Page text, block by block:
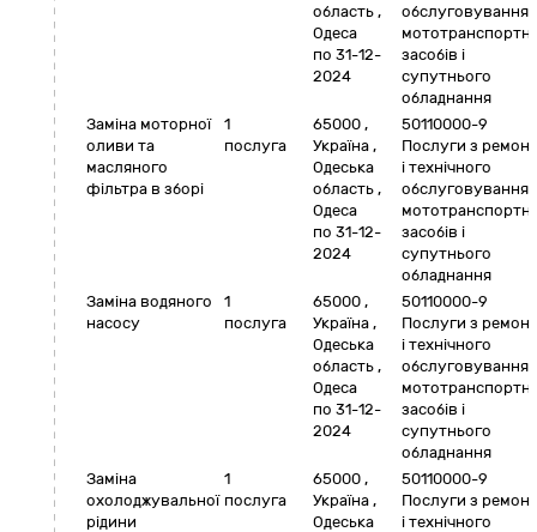
область ,
Одеса
по 31-12-
2024
обслуговування
засобів і
супутнього
обладнання
Заміна моторної
оливи та
масляного
фільтра в зборі
1
послуга
65000 ,
Україна ,
Одеська
область ,
Одеса
по 31-12-
2024
50110000-9
Послуги з
і технічного
обслуговування
засобів і
супутнього
обладнання
Заміна водяного
насосу
1
послуга
65000 ,
Україна ,
Одеська
область ,
Одеса
по 31-12-
2024
50110000-9
Послуги з
і технічного
обслуговування
засобів і
супутнього
обладнання
Заміна
охолоджувальної
рідини
1
послуга
65000 ,
Україна ,
Одеська
50110000-9
Послуги з
і технічного